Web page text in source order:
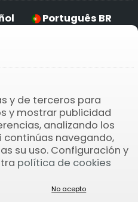
Jugar
Português BR
la APP
y de terceros para
y mostrar publicidad
analizando los
continúas navegando,
su uso. Configuración y
política de cookies
No acepto